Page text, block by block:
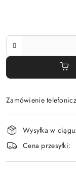
Zamówienie
i
dostawa
Wysyłka w ciągu:
Cena przesyłki: